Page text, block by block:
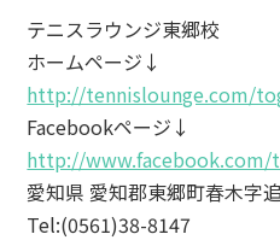
テニスラウンジ東郷校
ホームページ↓
http://tennislounge.com/
Facebookページ↓
http://www.facebook.com/
愛知県 愛知郡東郷町春木字
Tel:(0561)38-8147